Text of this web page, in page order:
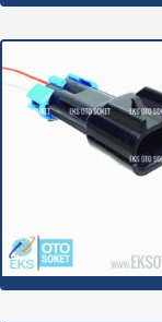
1C025
2C000E